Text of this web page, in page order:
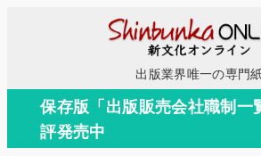
コ
テ
出版業界唯一の専門
保存版「出版販売会社職制一
評発売中